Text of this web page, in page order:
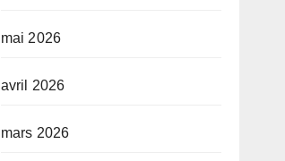
mai 2026
avril 2026
mars 2026